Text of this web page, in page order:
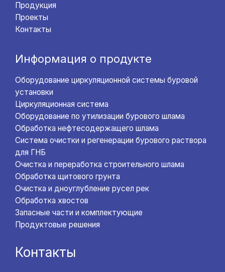
Продукция
Проекты
Контакты
Информация о продукте
Оборудование циркуляционной системы буровой
установки
Циркуляционная система
Оборудование по утилизации бурового шлама
Обработка нефтесодержащего шлама
Система очистки и регенерации бурового раствора
для ГНБ
Очистка и переработка строительного шлама
Обработка щитового грунта
Очистка и дноуглубление русел рек
Обработка хвостов
Запасные части и комплектующие
Продуктовые решения
Контакты